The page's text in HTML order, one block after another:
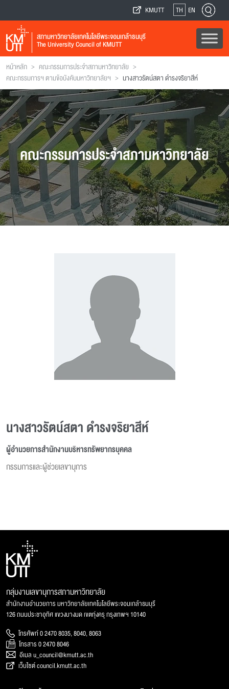
KMUTT TH EN
สภามหาวิทยาลัยเทคโนโลยีพระจอมเกล้าธนบุรี
The University Council of KMUTT
หน้าหลัก > คณะกรรมการประจำสภามหาวิทยาลัย >
คณะกรรมการฯ ตามข้อบังคับมหาวิทยาลัยฯ > นางสาวรัตน์สตา ดำรงจริยาสีห์
คณะกรรมการประจำสภามหาวิทยาลัย
นางสาวรัตน์สตา ดำรงจริยาสีห์
ผู้อำนวยการสำนักงานบริหารทรัพยากรบุคคล
กรรมการและผู้ช่วยเลขานุการ
กลุ่มงานเลขานุการสภามหาวิทยาลัย
สำนักงานอำนวยการ มหาวิทยาลัยเทคโนโลยีพระจอมเกล้าธนบุรี
126 ถนนประชาอุทิศ แขวงบางมด เขตทุ่งครุ กรุงเทพฯ 10140
โทรศัพท์ 0 2470 8035, 8040, 8063
โทรสาร 0 2470 8046
อีเมล u_council@kmutt.ac.th
เว็บไซต์ council.kmutt.ac.th